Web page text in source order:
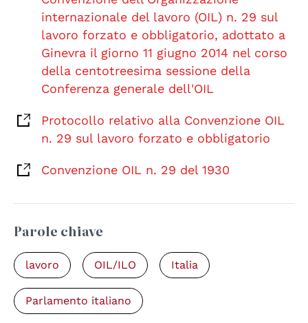
internazionale del lavoro (OIL) n. 29 sul
lavoro forzato e obbligatorio, adottato a
Ginevra il giorno 11 giugno 2014 nel corso
della centotreesima sessione della
Conferenza generale dell'OIL
Protocollo relativo alla Convenzione OIL
n. 29 sul lavoro forzato e obbligatorio
Convenzione OIL n. 29 del 1930
Parole chiave
lavoro OIL/ILO Italia
Parlamento italiano